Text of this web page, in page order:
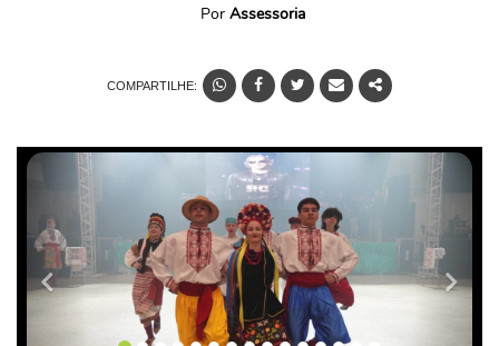
Por Assessoria
COMPARTILHE:
Anterior